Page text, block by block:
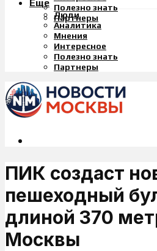
Полезно знать
Партнеры
Еще
Люди
Аналитика
Мнения
Интересное
Полезно знать
Партнеры
ПИК создаст
пешеходный
длиной 370
Москвы